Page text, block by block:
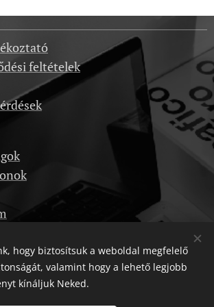
feltételek
hogy biztosítsuk a weboldal megfelelő
valamint hogy a lehető legjobb
kínáljuk Neked.